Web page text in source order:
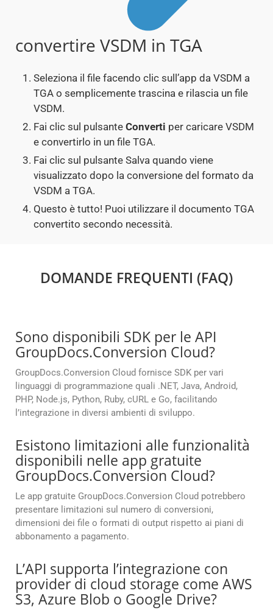
convertire VSDM in TGA
Seleziona il file facendo clic sull’app da VSDM a
TGA o semplicemente trascina e rilascia un file
VSDM.
Fai clic sul pulsante Converti per caricare VSDM
e convertirlo in un file TGA.
Fai clic sul pulsante Salva quando viene
visualizzato dopo la conversione del formato da
VSDM a TGA.
Questo è tutto! Puoi utilizzare il documento TGA
convertito secondo necessità.
DOMANDE FREQUENTI (FAQ)
Sono disponibili SDK per le API
GroupDocs.Conversion Cloud?
GroupDocs.Conversion Cloud fornisce SDK per vari
linguaggi di programmazione quali .NET, Java, Android,
PHP, Node.js, Python, Ruby, cURL e Go, facilitando
l’integrazione in diversi ambienti di sviluppo.
Esistono limitazioni alle funzionalità
disponibili nelle app gratuite
GroupDocs.Conversion Cloud?
Le app gratuite GroupDocs.Conversion Cloud potrebbero
presentare limitazioni sul numero di conversioni,
dimensioni dei file o formati di output rispetto ai piani di
abbonamento a pagamento.
L’API supporta l’integrazione con
provider di cloud storage come AWS
S3, Azure Blob o Google Drive?